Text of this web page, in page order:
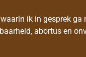
ik in gesprek
abortus en